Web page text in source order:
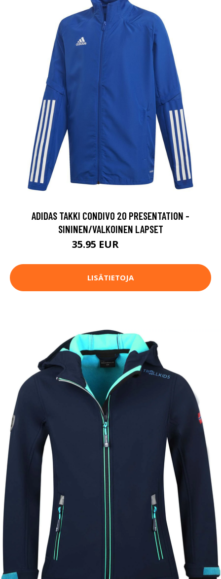
ADIDAS TAKKI CONDIVO 20 PRESENTATION -
SININEN/VALKOINEN LAPSET
35.95 EUR
LISÄTIETOJA